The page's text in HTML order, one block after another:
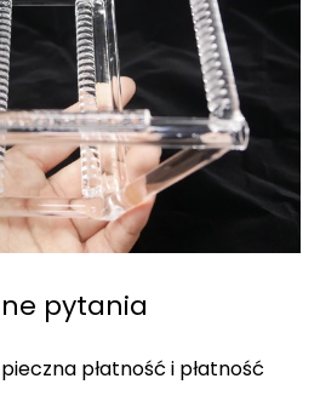
pytania
płatność i płatność